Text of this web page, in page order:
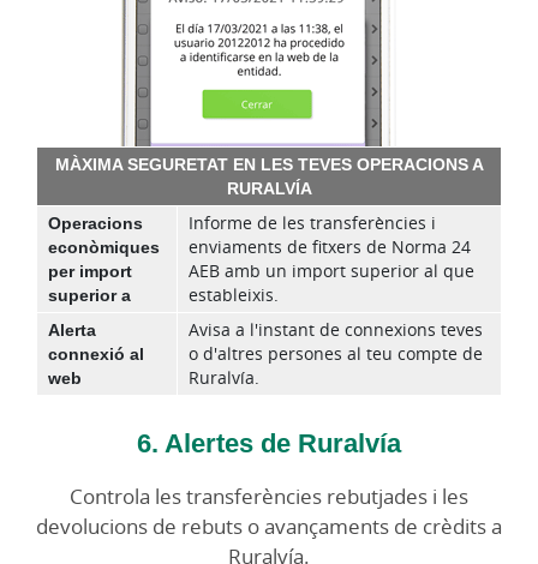
MÀXIMA SEGURETAT EN LES TEVES OPERACIONS A
RURALVÍA
Operacions
econòmiques
per import
superior a
Informe de les transferències i
enviaments de fitxers de Norma 24
AEB amb un import superior al que
estableixis.
Alerta
connexió al
web
Avisa a l'instant de connexions teves
o d'altres persones al teu compte de
Ruralvía.
6. Alertes de Ruralvía
Controla les transferències rebutjades i les
devolucions de rebuts o avançaments de crèdits a
Ruralvía.